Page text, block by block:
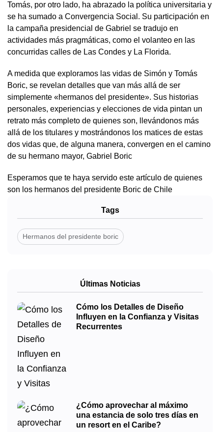
Tomás, por otro lado, ha abrazado la política universitaria y
se ha sumado a Convergencia Social. Su participación en
la campaña presidencial de Gabriel se tradujo en
actividades más pragmáticas, como el volanteo en las
concurridas calles de Las Condes y La Florida.
A medida que exploramos las vidas de Simón y Tomás
Boric, se revelan detalles que van más allá de ser
simplemente «hermanos del presidente». Sus historias
personales, experiencias y elecciones de vida pintan un
retrato más completo de quienes son, llevándonos más
allá de los titulares y mostrándonos los matices de estas
dos vidas que, de alguna manera, convergen en el camino
de su hermano mayor, Gabriel Boric
Esperamos que te haya servido este artículo de quienes
son los hermanos del presidente Boric de Chile
Tags
Hermanos del presidente boric
Últimas Noticias
Cómo los Detalles de Diseño
Influyen en la Confianza y Visitas
Recurrentes
¿Cómo aprovechar al máximo
una estancia de solo tres días en
un resort en el Caribe?